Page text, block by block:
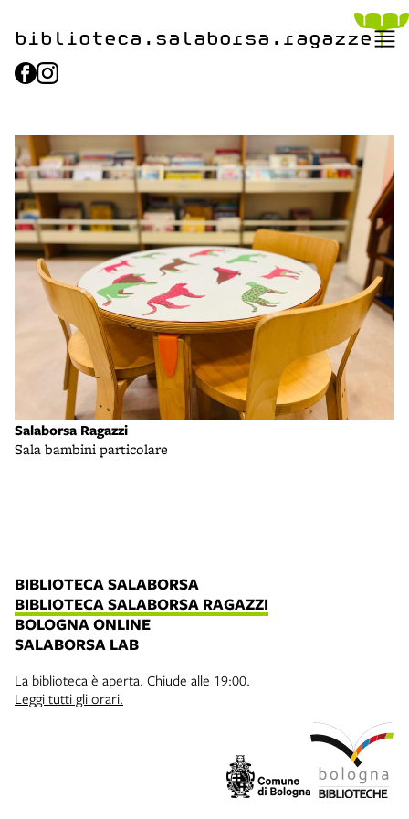
biblioteca.​salaborsa.ragazze
Salaborsa Ragazzi
Sala bambini particolare
BIBLIOTECA SALABORSA
BIBLIOTECA SALABORSA RAGAZZI
BOLOGNA ONLINE
SALABORSA LAB
La biblioteca è aperta. Chiude alle 19:00.
Leggi tutti gli orari.